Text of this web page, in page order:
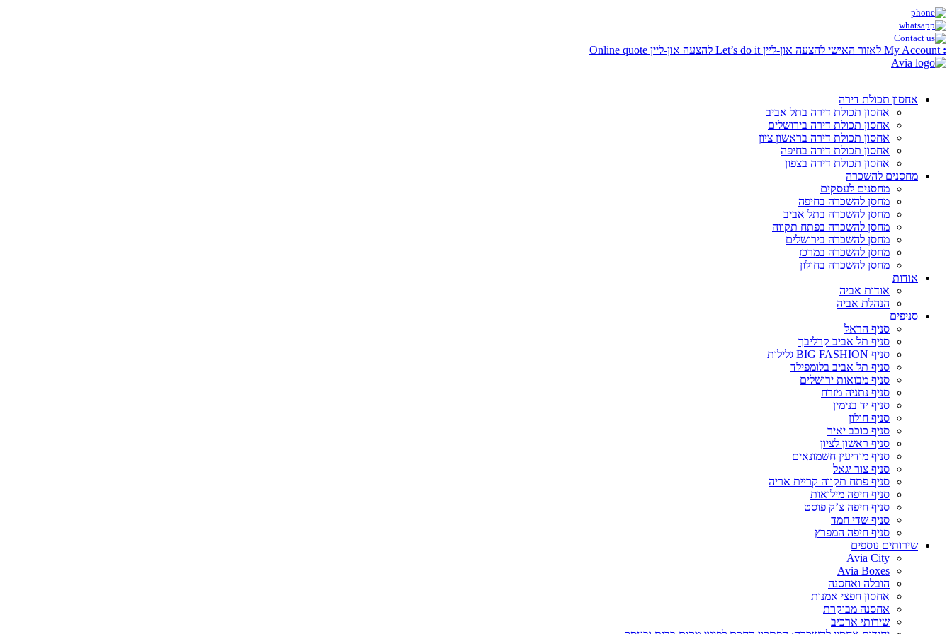
:
My Account לאזור האישי להצעה און-ליין Let’s do it להצעה און-ליין Online quote
אחסון תכולת דירה
אחסון תכולת דירה בתל אביב
אחסון תכולת דירה בירושלים
אחסון תכולת דירה בראשון ציון
אחסון תכולת דירה בחיפה
אחסון תכולת דירה בצפון
מחסנים להשכרה
מחסנים לעסקים
מחסן להשכרה בחיפה
מחסן להשכרה בתל אביב
מחסן להשכרה בפתח תקווה
מחסן להשכרה בירושלים
מחסן להשכרה במרכז
מחסן להשכרה בחולון
אודות
אודות אביה
הנהלת אביה
סניפים
סניף הראל
סניף תל אביב קרליבך
סניף BIG FASHION גלילות
סניף תל אביב בלומפילד
סניף מבואות ירושלים
סניף נתניה מזרח
סניף יד בנימין
סניף חולון
סניף כוכב יאיר
סניף ראשון לציון
סניף מודיעין חשמונאים
סניף צור יגאל
סניף פתח תקווה קריית אריה
סניף חיפה מילואות
סניף חיפה צ’ק פוסט
סניף שדי חמד
סניף חיפה המפרץ
שירותים נוספים
Avia City
Avia Boxes
הובלה ואחסנה
אחסון חפצי אמנות
אחסנה מבוקרת
שירותי ארכיב